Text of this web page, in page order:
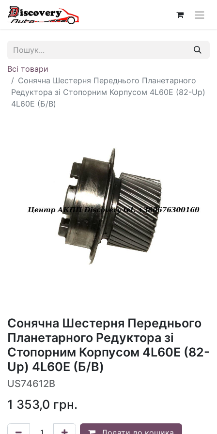
Всі товари
Сонячна Шестерня Переднього Планетарного
Редуктора зі Стопорним Корпусом 4L60E (82-Up)
4L60E (Б/В)
Сонячна Шестерня Переднього
Планетарного Редуктора зі
Стопорним Корпусом 4L60E (82-
Up) 4L60E (Б/В)
US74612B
1 353,0 грн.